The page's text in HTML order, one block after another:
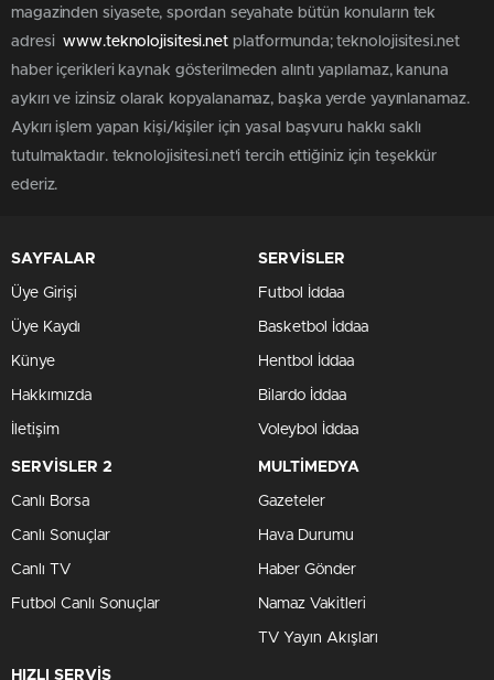
magazinden siyasete, spordan seyahate bütün konuların tek
adresiwww.teknolojisitesi.netplatformunda; teknolojisitesi.net
haber içerikleri kaynak gösterilmeden alıntı yapılamaz, kanuna
aykırı ve izinsiz olarak kopyalanamaz, başka yerde yayınlanamaz.
Aykırı işlem yapan kişi/kişiler için yasal başvuru hakkı saklı
tutulmaktadır. teknolojisitesi.net'i tercih ettiğiniz için teşekkür
ederiz.
SAYFALAR
Üye Girişi
Üye Kaydı
Künye
Hakkımızda
İletişim
SERVİSLER
Futbol İddaa
Basketbol İddaa
Hentbol İddaa
Bilardo İddaa
Voleybol İddaa
SERVİSLER 2
Canlı Borsa
Canlı Sonuçlar
Canlı TV
Futbol Canlı Sonuçlar
MULTİMEDYA
Gazeteler
Hava Durumu
Haber Gönder
Namaz Vakitleri
TV Yayın Akışları
HIZLI SERVİS